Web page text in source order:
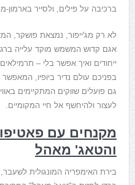
ברכיבה על פילים, ולסייר בארמון-
לא רק מג'ייפור, נמצאת פושקר,
אגם קדוש המשמש מוקד עלייה ברגל
ייחודים ואיך אפשר בלי –
בפניכם עולם נדיר ביופיו,
גם פועלים שווקים המתקיימים
לעצור ולהיחשף אל חיי המקומיים.
מקנחים עם
והטאג' מאהל
בירת האימפריה המונגולית